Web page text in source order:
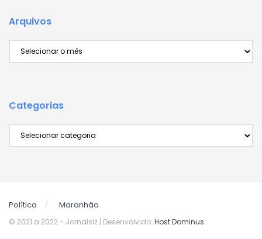
Arquivos
Arquivos
Categorias
Categorias
Política Maranhão
© 2021 a 2022 - Jornalslz | Desenvolvido: Host Dominus.